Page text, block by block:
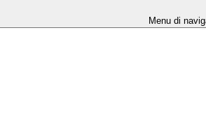
Menu di